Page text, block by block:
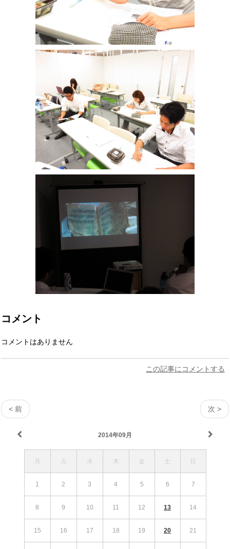
コメント
コメントはありません
この記事にコメントする
< 前 次 >
2014年09月
月 火 水 木 金 土 日
1 2 3 4 5 6 7
8 9 10 11 12 13 14
15 16 17 18 19 20 21